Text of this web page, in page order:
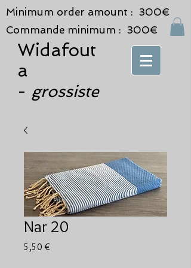
Minimum order amount : 300€
Commande minimum : 300€
Widafout
a
- grossiste
Nar 20
5,50 €